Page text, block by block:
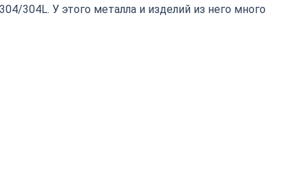
304L. У этого металла и изделий из него много